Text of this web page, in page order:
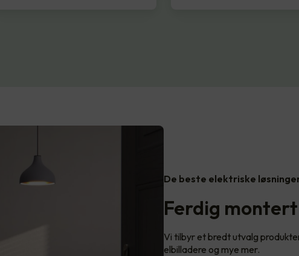
De beste elektriske
Ferdig montert
Vi tilbyr et bredt utvalg
elbilladere og mye mer.